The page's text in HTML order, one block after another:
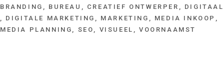
BRANDING BUREAU CREATIEF ONTWERPER
DIGITAAL
DIGITALE MARKETING
MARKETING
MEDIA INKOOP
MEDIA PLANNING
SEO VISUEEL VOORNAAMST